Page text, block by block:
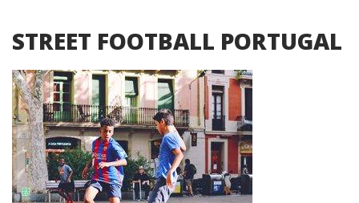
STREET FOOTBALL PORTUGAL